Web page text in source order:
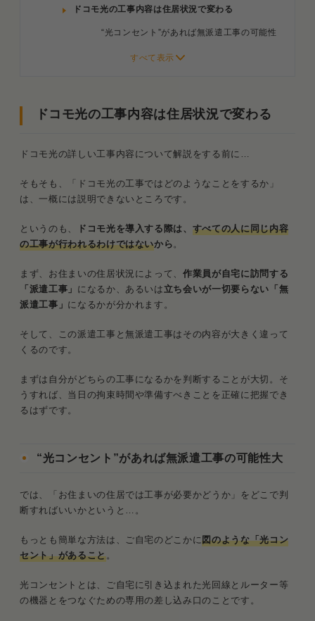
ドコモ光の工事内容は住居状況で変わる
“光コンセント”があれば無派遣工事の可能性
ら工事不要
ドコモ光の工事内容
1．派遣工事
2．無派遣工事
ドコモ光の工事費は“実質”無料
ドコモ光の工事までの流れ
3．工事後
い？
Q．撤去工事の費用はいくら？
まとめ．ドコモ光の工事は住居タイプで変わる！設
備次第では内容も簡単
ドコモ光の工事内容は住居状況で変わる
ドコモ光の詳しい工事内容について解説をする前に…
そもそも、「ドコモ光の工事ではどのようなことをするか」
は、一概には説明できないところです。
というのも、 ドコモ光を導入する際は、 すべての人に同じ内容
の工事が行われるわけではないから。
まず、お住まいの住居状況によって、作業員が自宅に訪問する
「派遣工事」 になるか、あるいは立ち会いが一切要らない「無
派遣工事」 になるかが分かれます。
そして、この派遣工事と無派遣工事はその内容が大きく違って
くるのです。
まずは自分がどちらの工事になるかを判断することが大切。そ
うすれば、当日の拘束時間や準備すべきことを正確に把握でき
るはずです。
“光コンセント”があれば無派遣工事の可能性大
では、「お住まいの住居では工事が必要かどうか」をどこで判
断すればいいかというと…。
もっとも簡単な方法は、ご自宅のどこかに図のような「光コン
セント」があること。
光コンセントとは、ご自宅に引き込まれた光回線とルーター等
の機器とをつなぐための専用の差し込み口のことです。